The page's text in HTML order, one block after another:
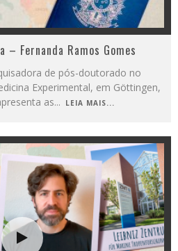
– Fernanda Ramos Gomes
de pós-doutorado no
Experimental, em Göttingen,
as... LEIA MAIS...